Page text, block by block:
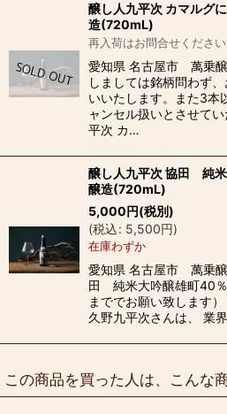
醸し人九平次 カマルグ
造(720mL)
再入荷はお問合せください
愛知県 名古屋市 萬乗
しましては銘柄問わず
いいたします。また3本
ャンセル扱いとさせて
平次 カ…
醸し人九平次 協田 純
醸造(720mL)
5,000円(税別)
(税込: 5,500円)
在庫わずか
愛知県 名古屋市 萬乗
田 純米大吟醸雄町40
まででお願い致します
久野九平次さんは、 業
この商品を買った人は、こんな